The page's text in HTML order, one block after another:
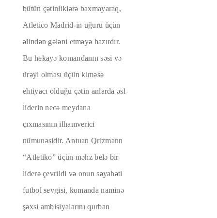
bütün çətinliklərə baxmayaraq,
Atletico Madrid-in uğuru üçün
əlindən gələni etməyə hazırdır.
Bu hekayə komandanın səsi və
ürəyi olması üçün kiməsə
ehtiyacı olduğu çətin anlarda əsl
liderin necə meydana
çıxmasının ilhamverici
nümunəsidir. Antuan Qrizmann
“Atletiko” üçün məhz belə bir
liderə çevrildi və onun səyahəti
futbol sevgisi, komanda naminə
şəxsi ambisiyalarını qurban